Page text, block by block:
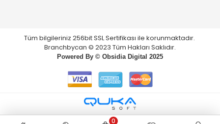
Tüm bilgileriniz 256bit SSL Sertifikası ile korunmaktadır.
Branchbycan © 2023 Tüm Hakları Saklıdır.
Powered By © Obsidia Digital 2025
0